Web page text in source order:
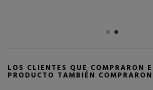
LOS CLIENTES QUE COMPRARON
PRODUCTO TAMBIÉN